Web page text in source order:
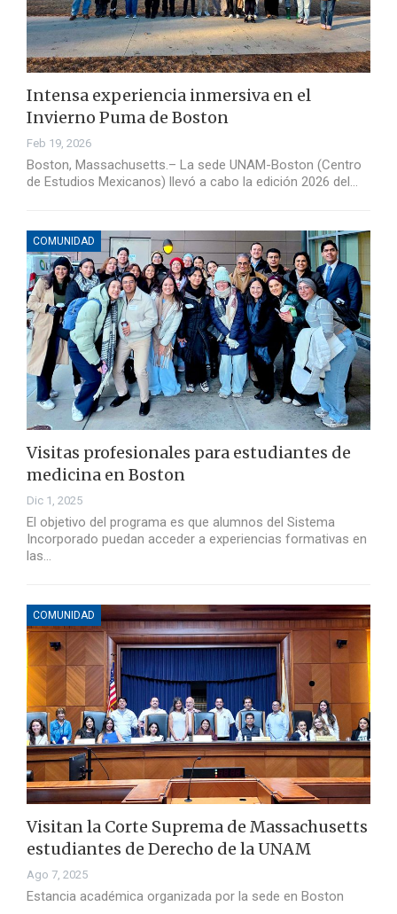
Intensa experiencia inmersiva en el
Invierno Puma de Boston
Feb 19, 2026
Boston, Massachusetts.– La sede UNAM-Boston (Centro
de Estudios Mexicanos) llevó a cabo la edición 2026 del…
COMUNIDAD
Visitas profesionales para estudiantes de
medicina en Boston
Dic 1, 2025
El objetivo del programa es que alumnos del Sistema
Incorporado puedan acceder a experiencias formativas en
las…
COMUNIDAD
Visitan la Corte Suprema de Massachusetts
estudiantes de Derecho de la UNAM
Ago 7, 2025
Estancia académica organizada por la sede en Boston